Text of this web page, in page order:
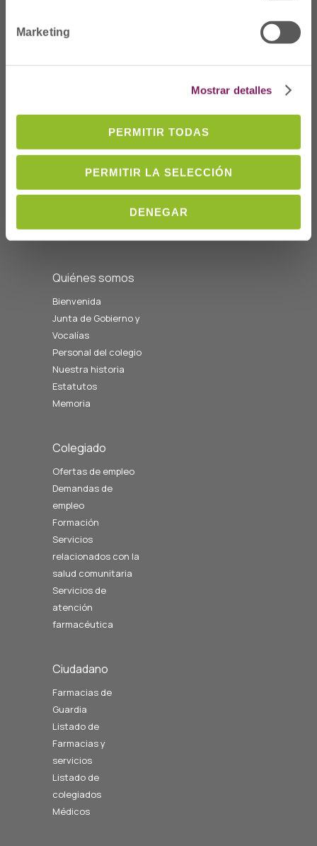
Marketing
Mostrar detalles
PERMITIR TODAS
PERMITIR LA SELECCIÓN
DENEGAR
Telf: 943 42 91 14
cofgipuzkoa@cofgipuzkoa.eus
Quiénes somos
Bienvenida
Junta de Gobierno y
Vocalías
Personal del colegio
Nuestra historia
Estatutos
Memoria
Colegiado
Ofertas de empleo
Demandas de
empleo
Formación
Servicios
relacionados con la
salud comunitaria
Servicios de
atención
farmacéutica
Ciudadano
Farmacias de
Guardia
Listado de
Farmacias y
servicios
Listado de
colegiados
Médicos